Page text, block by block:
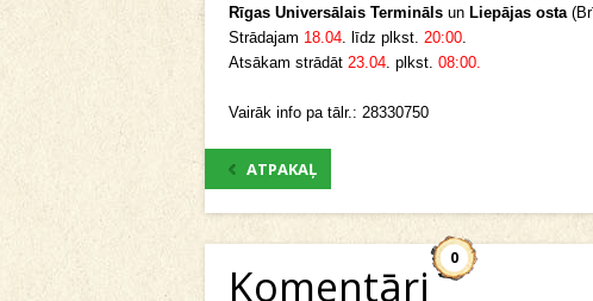
Rīgas Universālais Termināls un Liepājas osta
Strādajam 18.04. līdz plkst. 20:00.
Atsākam strādāt 23.04. plkst. 08:00.
Vairāk info pa tālr.: 28330750
ATPAKAĻ
Komentāri
0